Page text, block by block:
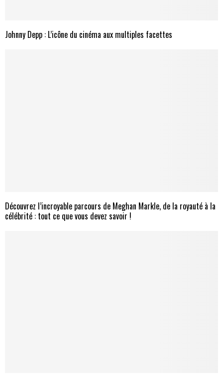
Johnny Depp : L’icône du cinéma aux multiples facettes
Découvrez l’incroyable parcours de Meghan Markle, de la royauté à la
célébrité : tout ce que vous devez savoir !